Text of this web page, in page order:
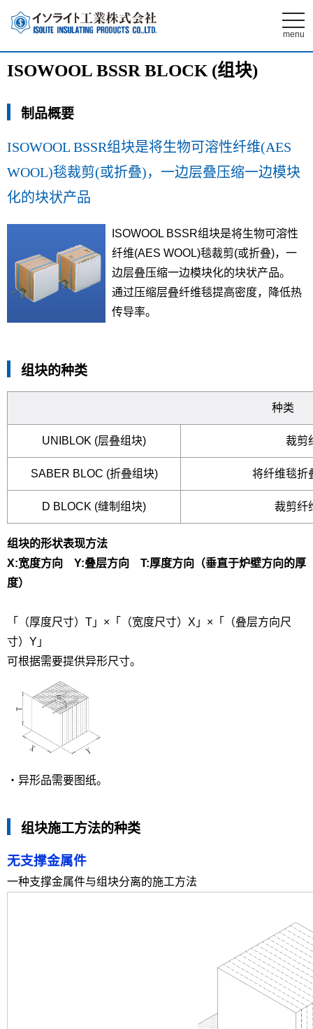
t
o
g
g
o
n
menu
ISOWOOL BSSR BLOCK (组块)
制品概要
ISOWOOL BSSR组块是将生物可溶性纤维(AES
WOOL)毯裁剪(或折叠)，一边层叠压缩一边模块
化的块状产品
ISOWOOL BSSR组块是将生物可溶性
纤维(AES WOOL)毯裁剪(或折叠)，一
边层叠压缩一边模块化的块状产品。
通过压缩层叠纤维毯提高密度，降低热
传导率。
组块的种类
种类
UNIBLOK (层叠组块) 裁剪
SABER BLOC (折叠组块) 将纤维毯折
D BLOCK (缝制组块) 裁剪纤
组块的形状表现方法
X:宽度方向 Y:叠层方向 T:厚度方向（垂直于炉壁方向的厚
度）
「（厚度尺寸）T」×「（宽度尺寸）X」×「（叠层方向尺
寸）Y」
可根据需要提供异形尺寸。
・异形品需要图纸。
组块施工方法的种类
无支撑金属件
一种支撑金属件与组块分离的施工方法